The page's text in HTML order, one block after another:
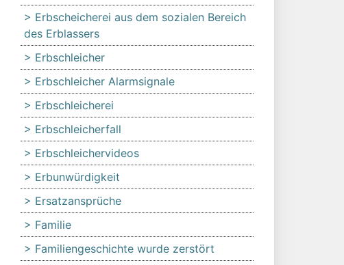
Erbscheicherei aus dem sozialen Bereich
des Erblassers
Erbschleicher
Erbschleicher Alarmsignale
Erbschleicherei
Erbschleicherfall
Erbschleichervideos
Erbunwürdigkeit
Ersatzansprüche
Familie
Familiengeschichte wurde zerstört